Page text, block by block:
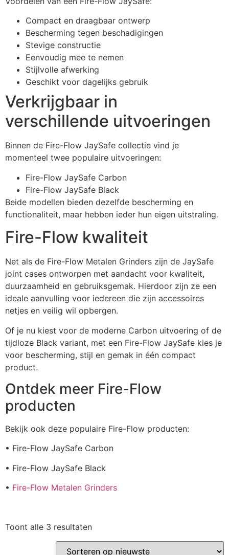
Compact en draagbaar ontwerp
Bescherming tegen beschadigingen
Stevige constructie
Eenvoudig mee te nemen
Stijlvolle afwerking
Geschikt voor dagelijks gebruik
Verkrijgbaar in
verschillende uitvoeringen
Binnen de Fire-Flow JaySafe collectie vind je
momenteel twee populaire uitvoeringen:
Fire-Flow JaySafe Carbon
Fire-Flow JaySafe Black
Beide modellen bieden dezelfde bescherming en
functionaliteit, maar hebben ieder hun eigen uitstraling.
Fire-Flow kwaliteit
Net als de Fire-Flow Metalen Grinders zijn de JaySafe
joint cases ontworpen met aandacht voor kwaliteit,
duurzaamheid en gebruiksgemak. Hierdoor zijn ze een
ideale aanvulling voor iedereen die zijn accessoires
netjes en veilig wil opbergen.
Of je nu kiest voor de moderne Carbon uitvoering of de
tijdloze Black variant, met een Fire-Flow JaySafe kies je
voor bescherming, stijl en gemak in één compact
product.
Ontdek meer Fire-Flow
producten
Bekijk ook deze populaire Fire-Flow producten:
• Fire-Flow JaySafe Carbon
• Fire-Flow JaySafe Black
• Fire-Flow Metalen Grinders
Toont alle 3 resultaten